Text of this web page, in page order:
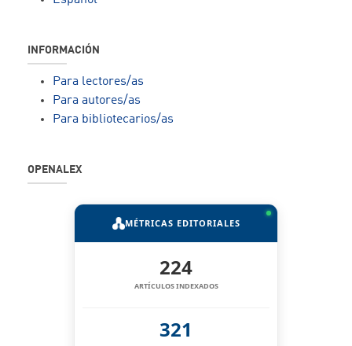
INFORMACIÓN
Para lectores/as
Para autores/as
Para bibliotecarios/as
OPENALEX
MÉTRICAS EDITORIALES
224
ARTÍCULOS INDEXADOS
321